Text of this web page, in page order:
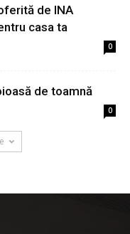
de INA
casa ta
0
de toamnă
0